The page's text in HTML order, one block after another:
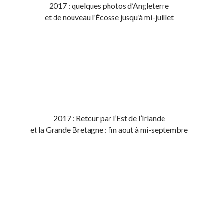
2017 : quelques photos d’Angleterre
et de nouveau l’Écosse jusqu’à mi-juillet
2017 : Retour par l’Est de l’Irlande
et la Grande Bretagne : fin aout à mi-septembre